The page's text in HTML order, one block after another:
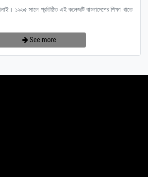
১৯৬৫ সালে প্রতিষ্ঠিত এই কলেজটি বাংলাদেশের শিক্ষা খাতে
See more